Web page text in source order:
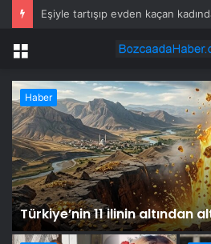
Eşiyle tartışıp evden kaçan
Menü
Haber
Türkiye’nin 11 ilinin altından